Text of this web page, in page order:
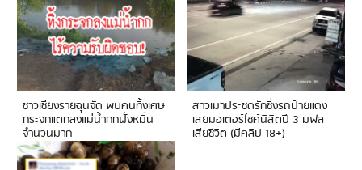
ชาวเชียงรายฉุนจัด พบคนทิ้งเศษ
กระจกแตกลงแม่น้ำกกฝั่งหมิ่น
จำนวนมาก
สาวเมาประชดรักซิ่งรถป้ายแดง
เสยมอเตอร์ไซค์นิสิตปี 3 มฟล
เสียชีวิต (มีคลิป 18+)